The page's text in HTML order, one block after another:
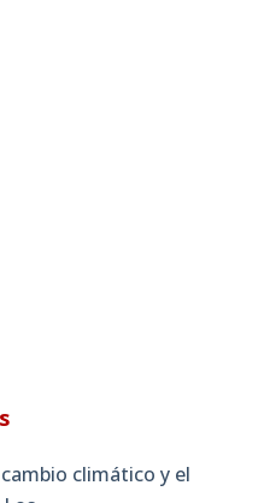
climático y el